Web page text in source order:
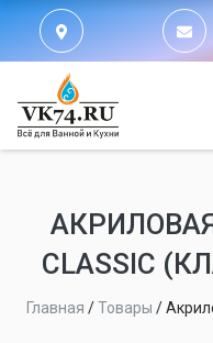
CLASSIC
Главная /Товары /